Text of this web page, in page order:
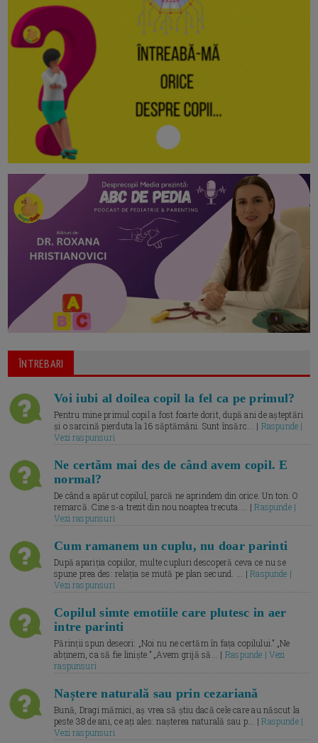
ÎNTREBARI
Voi iubi al doilea copil la fel ca pe primul?
Pentru mine primul copil a fost foarte dorit, după ani de așteptări
și o sarcină pierduta la 16 săptămâni. Sunt însărc... | Raspunde |
Vezi raspunsuri
Ne certăm mai des de când avem copil. E
normal?
De când a apărut copilul, parcă ne aprindem din orice. Un ton. O
remarcă. Cine s-a trezit din nou noaptea trecuta.... |Raspunde |
Vezi raspunsuri
Cum ramanem un cuplu, nu doar parinti
După apariția copiilor, multe cupluri descoperă ceva ce nu se
spune prea des: relația se mută pe plan secund. ... |Raspunde |
Vezi raspunsuri
Copilul simte emotiile care plutesc in aer
intre parinti
Părinții spun deseori: „Noi nu ne certăm în fața copilului.” „Ne
abținem, ca să fie liniște.” „Avem grijă să... | Raspunde | Vezi
raspunsuri
Naștere naturală sau prin cezariană
Bună, Dragi mămici, aș vrea să știu dacă cele care au născut la
peste 38 de ani, ce ați ales: nașterea naturală sau p... |Raspunde |
Vezi raspunsuri